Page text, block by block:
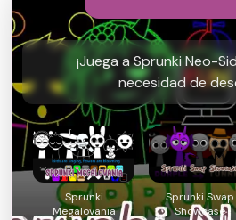
¡Juega a Sprunki Neo-
necesidad de
Sprunki
Megalovania
Sprunki Swap
Showcase